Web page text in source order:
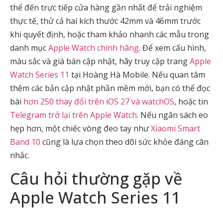
thể đến trực tiếp cửa hàng gần nhất để trải nghiệm
thực tế, thử cả hai kích thước 42mm và 46mm trước
khi quyết định, hoặc tham khảo nhanh các mẫu trong
danh mụcApple Watch chính hãng. Để xem cấu hình,
màu sắc và giá bán cập nhật, hãy truy cập trangApple
Watch Series 11 tại Hoàng Hà Mobile. Nếu quan tâm
thêm các bản cập nhật phần mềm mới, bạn có thể đọc
bài hơn 250 thay đổi trên iOS 27 và watchOS, hoặc tin
Telegram trở lại trên Apple Watch. Nếu ngân sách eo
hẹp hơn, một chiếc vòng đeo tay nhưXiaomi Smart
Band 10 cũng là lựa chọn theo dõi sức khỏe đáng cân
nhắc.
Câu hỏi thường gặp về
Apple Watch Series 11